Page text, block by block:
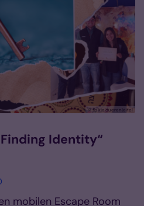
© fb kja dueren|eifel
Identity“
mobilen Escape Room